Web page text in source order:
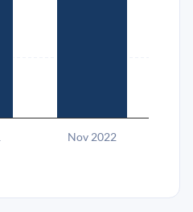
Nov 2022